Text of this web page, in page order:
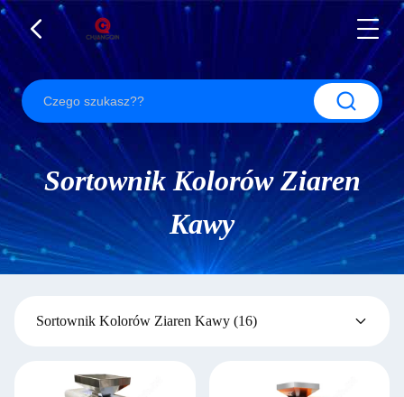
Sortownik Kolorów Ziaren
Kawy
Sortownik Kolorów Ziaren Kawy (16)